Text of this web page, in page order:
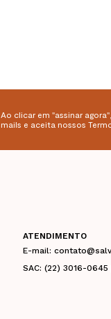
Ao clicar em "assinar
mails e aceita nossos
ATENDIMENTO
E-mail:
SAC: (22) 3016-